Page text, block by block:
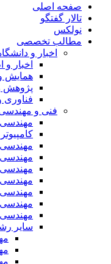
صفحه اصلی
تالار گفتگو
نولکس
مطالب تخصصی
اخبار و دانشگاه
اخبار و
همایش و
پژوهش و
فناوری و
فنی و مهندسی
مهندسی برق
کامپیوتر و
مهندسی
مهندسی
مهندسی
مهندسی
مهندسی
مهندسی
مهندسی
سایر رشته